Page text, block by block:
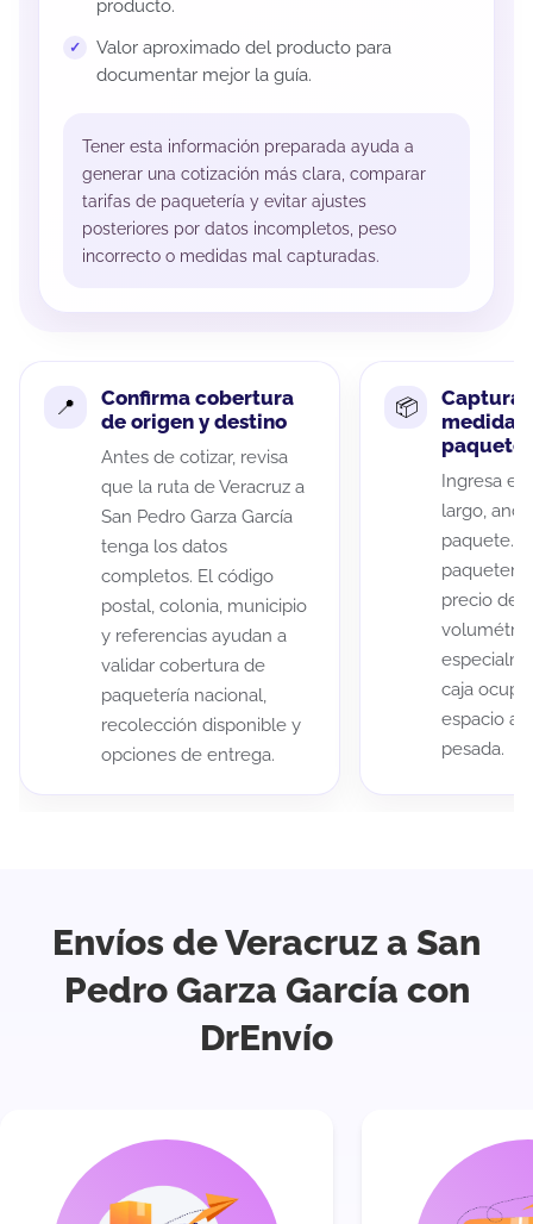
producto.
Valor aproximado del producto para
documentar mejor la guía.
Tener esta información preparada ayuda a
generar una cotización más clara, comparar
tarifas de paquetería y evitar ajustes
posteriores por datos incompletos, peso
incorrecto o medidas mal capturadas.
Confirma cobertura
de origen y destino
Antes de cotizar, revisa
que la ruta de Veracruz a
San Pedro Garza García
tenga los datos
completos. El código
postal, colonia, municipio
y referencias ayudan a
validar cobertura de
paquetería nacional,
recolección disponible y
opciones de entrega.
Captura
medidas
paquete
Ingresa el
largo,
paquete.
precio de
caja
espacio
pesada.
Envíos de Veracruz a San
Pedro Garza García con
DrEnvío